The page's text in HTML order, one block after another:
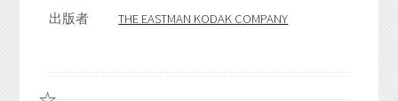
出版者
THE EASTMAN KODAK COMPANY